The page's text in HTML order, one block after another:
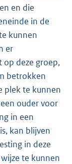
en die
in de
kunnen
er
op deze groep,
betrokken
plek te kunnen
ouder voor
in een
kan blijven
in deze
te kunnen